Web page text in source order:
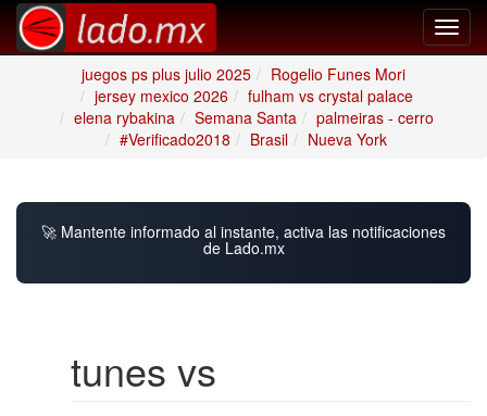
juegos ps plus julio 2025
Rogelio Funes Mori
jersey mexico 2026
fulham vs crystal palace
elena rybakina
Semana Santa
palmeiras - cerro
#Verificado2018
Brasil Nueva York
🚀 Mantente informado al instante, activa las notificaciones
de Lado.mx
tunes vs